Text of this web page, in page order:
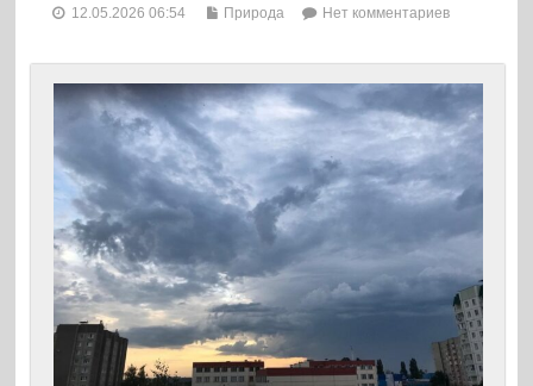
12.05.2026 06:54 Природа Нет комментариев